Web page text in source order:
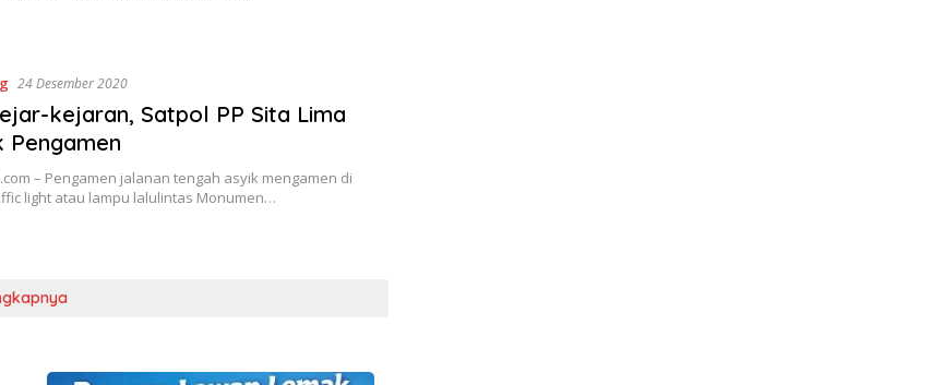
24 Desember 2020
kejaran, Satpol PP Sita Lima
Pengamen
– Pengamen jalanan tengah asyik mengamen di
light atau lampu lalulintas Monumen…